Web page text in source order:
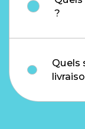
?
Quels